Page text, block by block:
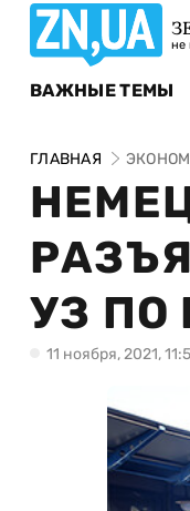
не
ВАЖНЫЕ ТЕМЫ
ГЛАВНАЯ
УЗ
11 ноября, 2021,